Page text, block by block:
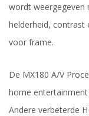
wordt weergegeven
helderheid, contrast
voor frame.
De MX180 A/V
home
Andere verbeterde